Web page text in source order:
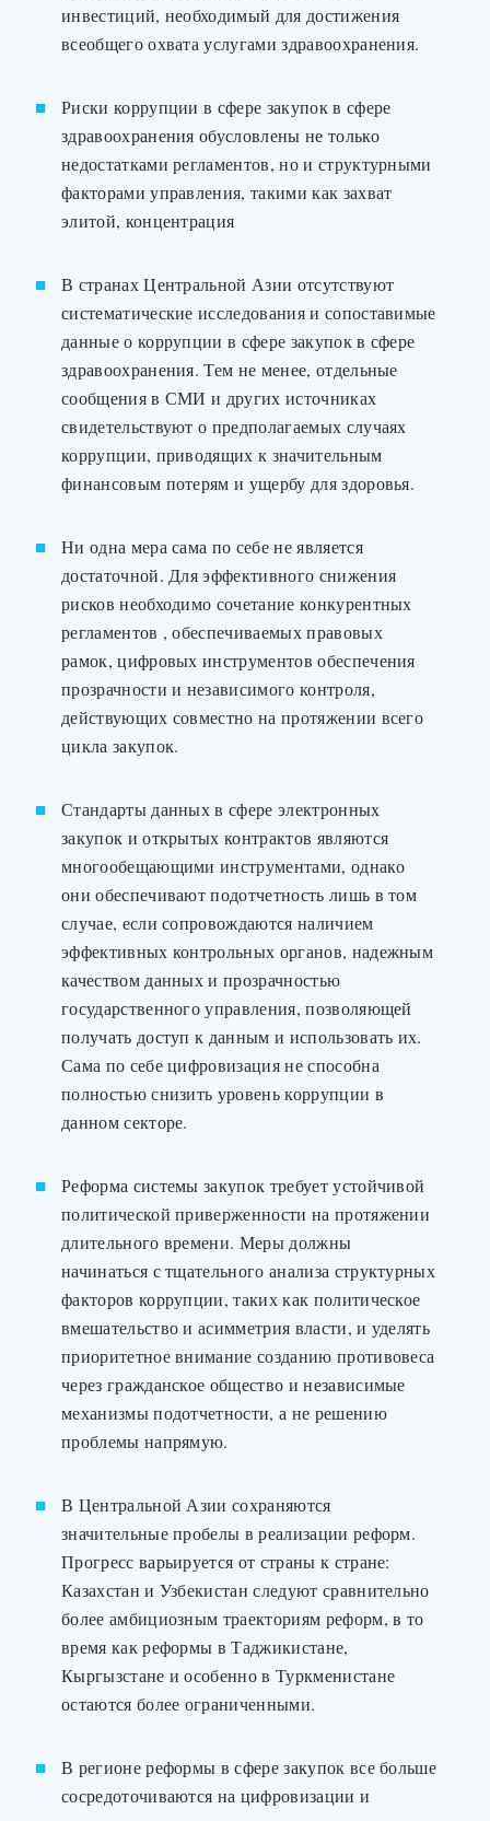
инвестиций, необходимый для достижения
всеобщего охвата услугами здравоохранения.
Риски коррупции в сфере закупок в сфере
здравоохранения обусловлены не только
недостатками регламентов, но и структурными
факторами управления, такими как захват
элитой, концентрация
В странах Центральной Азии отсутствуют
систематические исследования и сопоставимые
данные о коррупции в сфере закупок в сфере
здравоохранения. Тем не менее, отдельные
сообщения в СМИ и других источниках
свидетельствуют о предполагаемых случаях
коррупции, приводящих к значительным
финансовым потерям и ущербу для здоровья.
Ни одна мера сама по себе не является
достаточной. Для эффективного снижения
рисков необходимо сочетание конкурентных
регламентов , обеспечиваемых правовых
рамок, цифровых инструментов обеспечения
прозрачности и независимого контроля,
действующих совместно на протяжении всего
цикла закупок.
Стандарты данных в сфере электронных
закупок и открытых контрактов являются
многообещающими инструментами, однако
они обеспечивают подотчетность лишь в том
случае, если сопровождаются наличием
эффективных контрольных органов, надежным
качеством данных и прозрачностью
государственного управления, позволяющей
получать доступ к данным и использовать их.
Сама по себе цифровизация не способна
полностью снизить уровень коррупции в
данном секторе.
Реформа системы закупок требует устойчивой
политической приверженности на протяжении
длительного времени. Меры должны
начинаться с тщательного анализа структурных
факторов коррупции, таких как политическое
вмешательство и асимметрия власти, и уделять
приоритетное внимание созданию противовеса
через гражданское общество и независимые
механизмы подотчетности, а не решению
проблемы напрямую.
В Центральной Азии сохраняются
значительные пробелы в реализации реформ.
Прогресс варьируется от страны к стране:
Казахстан и Узбекистан следуют сравнительно
более амбициозным траекториям реформ, в то
время как реформы в Таджикистане,
Кыргызстане и особенно в Туркменистане
остаются более ограниченными.
В регионе реформы в сфере закупок все больше
сосредоточиваются на цифровизации и